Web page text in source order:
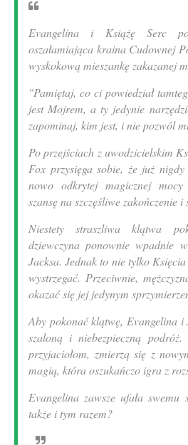
Evangelina i Książę Serc
oszałamiająca kraina Cudownej
wyskokową mieszankę zakazanej
"Pamiętaj, co ci powiedział
jest Mojrem, a ty jedynie
zapominaj, kim jest, i nie pozwól
Po przejściach z uwodzicielskim
Fox przysięga sobie, że już
nowo odkrytej magicznej mocy
szansę na szczęśliwe zakończenie i
Niestety straszliwa klątwa
dziewczyna ponownie wpadnie
Jacksa. Jednak to nie tylko Księcia
wystrzegać. Przeciwnie,
okazać się jej jedynym
Aby pokonać klątwę, Evangelina i
szaloną i niebezpieczną podróż.
przyjaciołom, zmierzą się z
magią, która oszukańczo igra z
Evangelina zawsze ufała
także i tym razem?